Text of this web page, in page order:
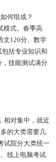
何组成？
模式。春季高
文120分、数学
包括专业知识和
技能测试满分
相对集中，就近
的大类需要几
试院分大类统一
线上电脑考试